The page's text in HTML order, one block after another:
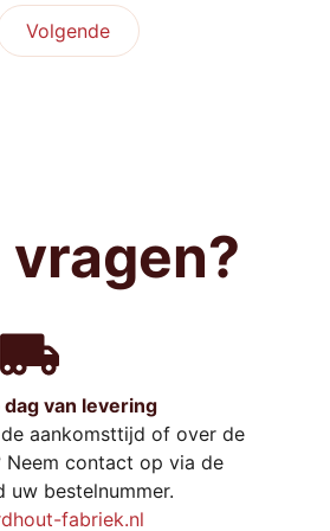
Volgende
vragen?
van levering
aankomsttijd of over de
Neem contact op via de
uw bestelnummer.
fabriek.nl